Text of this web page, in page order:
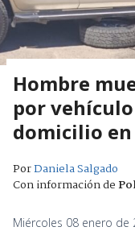
Hombre
por
domicilio
PorDaniela Salgado
Con información de
Miércoles 08 enero de